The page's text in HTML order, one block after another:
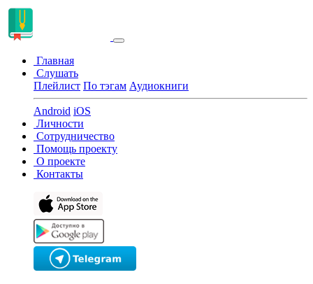
Главная
Слушать
Плейлист По тэгам Аудиокниги
Android iOS
Личности
Сотрудничество
Помощь проекту
О проекте
Контакты